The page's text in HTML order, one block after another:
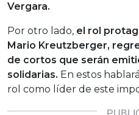
Vergara.
Por otro lado, el rol
Mario Kreutzberger,
de cortos que serán
solidarias. En estos
rol como líder de este